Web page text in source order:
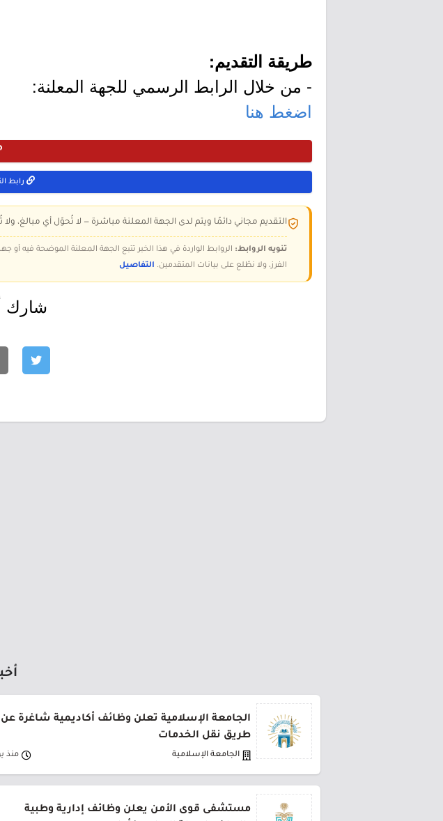
طريقة التقديم:
- من خلال الرابط الرسمي للجهة المعلنة:
اضغط هنا
رابط
التقديم مجاني دائمًا ويتم لدى الجهة المعلنة مباشرة — لا تُحوّل أي مبالغ،
تنويه الروابط: الروابط الواردة في هذا الخبر تتبع الجهة المعلنة الموضحة فيه
الفرز، ولا نطّلع على بيانات المتقدمين. التفاصيل
شارك
الجامعة الإسلامية تعلن وظائف أكاديمية شاغرة عن
طريق نقل الخدمات
الجامعة الإسلامية منذ
مستشفى قوى الأمن يعلن وظائف إدارية وطبية